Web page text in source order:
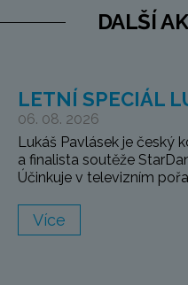
DALŠÍ
LETNÍ SPECIÁL
06. 08. 2026
Lukáš Pavlásek je český
a finalista soutěže
Účinkuje v televizním
Více